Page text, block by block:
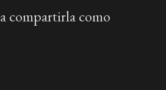
compartirla como